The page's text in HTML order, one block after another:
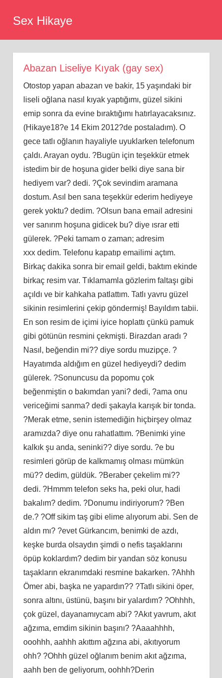
Sex Hikaye
Abazan Liseliye Kıyak (gay sex)
Otostop yapan abazan ve bakir, 15 yaşındaki bir
liseli oğlana nasıl kıyak yaptığımı, güzel sikini
emip sonra da evine bıraktığımı hatırlayacaksınız.
(Hikaye18?e 14 Ekim 2012?de postaladım). O
gece tatlı oğlanın hayaliyle uyuklarken telefonum
çaldı. Arayan oydu. ?Bugün için teşekkür etmek
istedim bir de hoşuna gider belki diye sana bir
hediyem var? dedi. ?Çok sevindim aramana
dostum. Asıl ben sana teşekkür ederim hediyeye
gerek yoktu? dedim. ?Olsun bana email adresini
ver sanırım hoşuna gidicek bu? diye ısrar etti
gülerek. ?Peki tamam o zaman; adresim
xxx dedim. Telefonu kapatıp emailimi açtım.
Birkaç dakika sonra bir email geldi, baktım ekinde
birkaç resim var. Tıklamamla gözlerim faltaşı gibi
açıldı ve bir kahkaha patlattım. Tatlı yavru güzel
sikinin resimlerini çekip göndermiş! Bayıldım tabii.
En son resim de içimi iyice hoplattı çünkü pamuk
gibi götünün resmini çekmişti. Birazdan aradı ?
Nasıl, beğendin mi?? diye sordu muzipçe. ?
Hayatımda aldığım en güzel hediyeydi? dedim
gülerek. ?Sonuncusu da popomu çok
beğenmiştin o bakımdan yani? dedi, ?ama onu
vericeğimi sanma? dedi şakayla karışık bir tonda.
?Merak etme, senin istemediğin hiçbirşey olmaz
aramızda? diye onu rahatlattım. ?Benimki yine
kalkık şu anda, seninki?? diye sordu. ?e bu
resimleri görüp de kalkmamış olması mümkün
mü?? dedim, güldük. ?Beraber çekelim mi??
dedi. ?Hmmm telefon seks ha, peki olur, hadi
bakalım? dedim. ?Donumu indiriyorum? ?Ben
de.? ?Off sikim taş gibi elime alıyorum abi. Sen de
aldın mı? ?evet Gürkancım, benimki de azdı,
keşke burda olsaydın şimdi o nefis taşaklarını
öpüp koklardım? dedim bir yandan söz konusu
taşakların ekranımdaki resmine bakarken. ?Ahhh
Ömer abi, başka ne yapardın?? ?Tatlı sikini öper,
sonra altını, üstünü, başını bir yalardım? ?Ohhhh,
çok güzel, dayanamıycam abi? ?Akıt yavrum, akıt
ağzıma, emdim sikinin başını? ?Aaaahhhh,
ooohhh, aahhh akıttım ağzına abi, akıtıyorum
ohh? ?Ohhh güzel oğlanım benim akıt ağzıma,
aahh ben de geliyorum, oohhh?Derin